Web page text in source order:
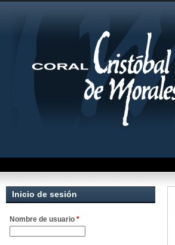
Inicio de sesión
Nombre de usuario *